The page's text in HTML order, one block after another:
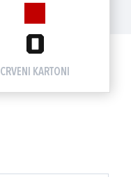
0
CRVENI KARTONI